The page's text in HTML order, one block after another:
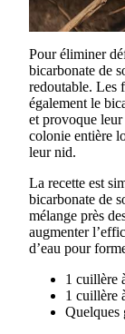
Pour éliminer
bicarbonate de
redoutable. Les
également le
et provoque
colonie entière
leur nid.
La recette est
bicarbonate de
mélange près
augmenter
d’eau pour
1 cuillère
1 cuillère
Quelques